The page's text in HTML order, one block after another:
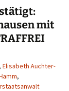
mit
, Elisabeth Auchter-
,